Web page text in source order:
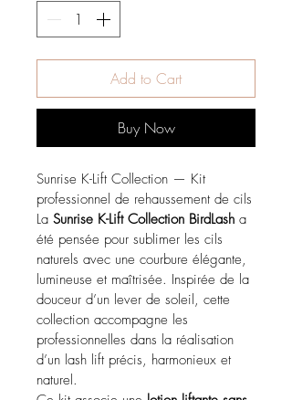
Add to Cart
Buy Now
Sunrise K-Lift Collection — Kit
professionnel de rehaussement de cils
La Sunrise K-Lift Collection BirdLash a
été pensée pour sublimer les cils
naturels avec une courbure élégante,
lumineuse et maîtrisée. Inspirée de la
douceur d’un lever de soleil, cette
collection accompagne les
professionnelles dans la réalisation
d’un lash lift précis, harmonieux et
naturel.